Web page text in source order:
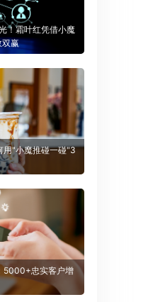
！霜叶红凭借小魔
双赢
用"小魔推碰一碰"3
5000+忠实客户增